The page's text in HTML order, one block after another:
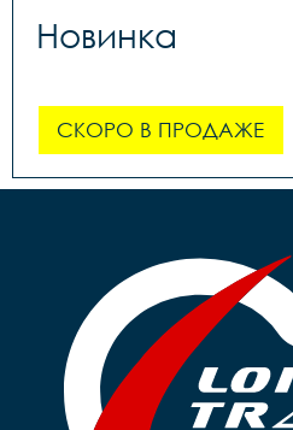
Новинка
СКОРО В ПРОДАЖЕ